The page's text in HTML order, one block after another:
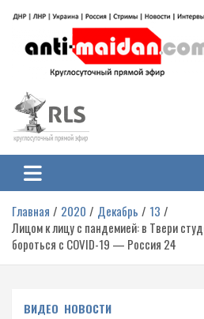
содержимому
Антимайдан:
на Украине
гражданской войне на Украине,
ЛНР и других регионах.
Главная 2020 Декабрь
13
Лицом к лицу с пандемией: в Твери
бороться с COVID-19 — Россия 24
ВИДЕО НОВОСТИ